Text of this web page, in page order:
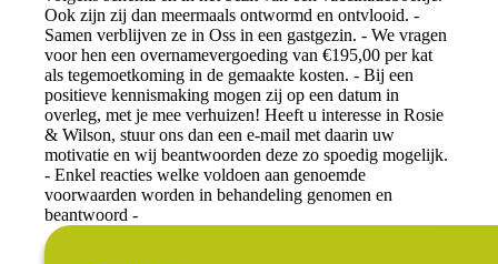
Ook zijn zij dan meermaals ontwormd en ontvlooid. -
Samen verblijven ze in Oss in een gastgezin. - We vragen
voor hen een overnamevergoeding van €195,00 per kat
als tegemoetkoming in de gemaakte kosten. - Bij een
positieve kennismaking mogen zij op een datum in
overleg, met je mee verhuizen! Heeft u interesse in Rosie
& Wilson, stuur ons dan een e-mail met daarin uw
motivatie en wij beantwoorden deze zo spoedig mogelijk.
- Enkel reacties welke voldoen aan genoemde
voorwaarden worden in behandeling genomen en
beantwoord -